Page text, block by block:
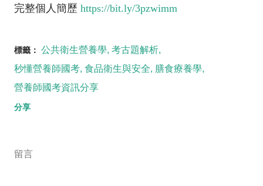
完整個人簡歷 https://bit.ly/3pzwimm
標籤： 公共衛生營養學 考古題解析
秒懂營養師國考 食品衛生與安全
膳食療養學
營養師國考資訊分享
分享
留言